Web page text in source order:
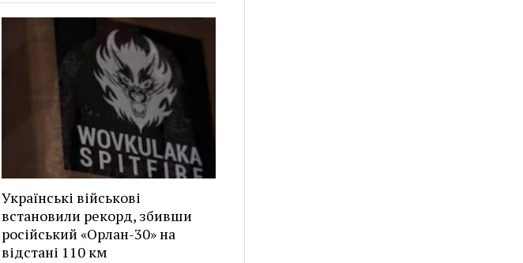
Українські військові
встановили рекорд, збивши
російський «Орлан-30» на
відстані 110 км